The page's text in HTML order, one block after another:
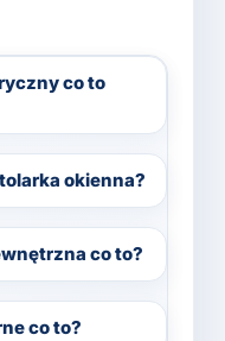
co to
okienna?
co to?
co to?